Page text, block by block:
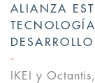
ALIANZA
IKEI y